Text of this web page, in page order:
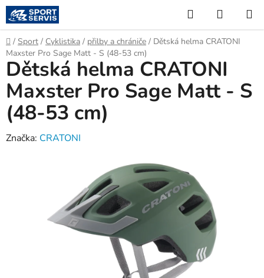
Přejít
na
obsah
Hledat
KOŠÍK
Domů
/ Sport / Cyklistika / přilby a chrániče / Dětská helma CRATONI
Maxster Pro Sage Matt - S (48-53 cm)
Dětská helma CRATONI
Maxster Pro Sage Matt - S
(48-53 cm)
Značka: CRATONI